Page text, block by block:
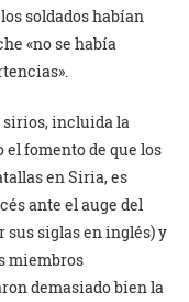
soldados habían
«no se había
sirios, incluida la
fomento de que los
en Siria, es
ante el auge del
sus siglas en inglés) y
miembros
demasiado bien la